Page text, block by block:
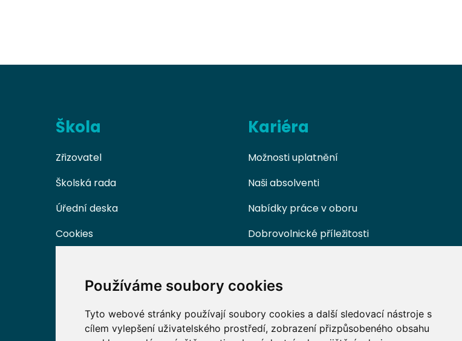
Používáme soubory cookies
Tyto webové stránky používají soubory cookies a další sledovací nástroje s
cílem vylepšení uživatelského prostředí, zobrazení přizpůsobeného obsahu
Škola
Zřizovatel
Školská rada
Úřední deska
Cookies
Kariéra
Možnosti uplatnění
Naši absolventi
Nabídky práce v oboru
Dobrovolnické příležitosti